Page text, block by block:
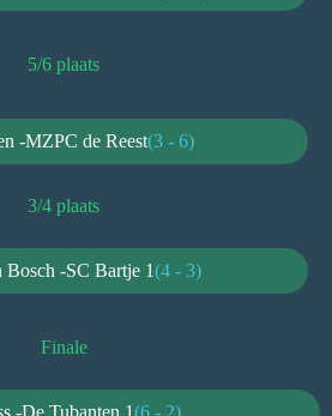
5/6 plaats
-MZPC de Reest(3 - 6)
3/4 plaats
Bosch -SC Bartje 1(4 - 3)
Finale
-De Tubanten 1(6 - 2)